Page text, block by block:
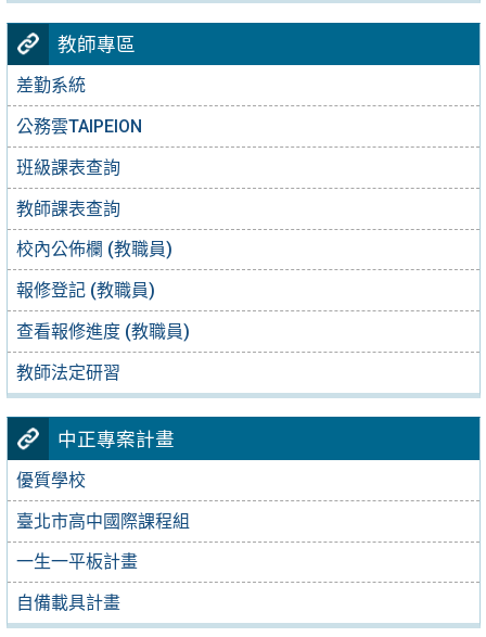
教師專區
差勤系統
公務雲TAIPEION
班級課表查詢
教師課表查詢
校內公佈欄 (教職員)
報修登記 (教職員)
查看報修進度 (教職員)
教師法定研習
中正專案計畫
優質學校
臺北市高中國際課程組
一生一平板計畫
自備載具計畫